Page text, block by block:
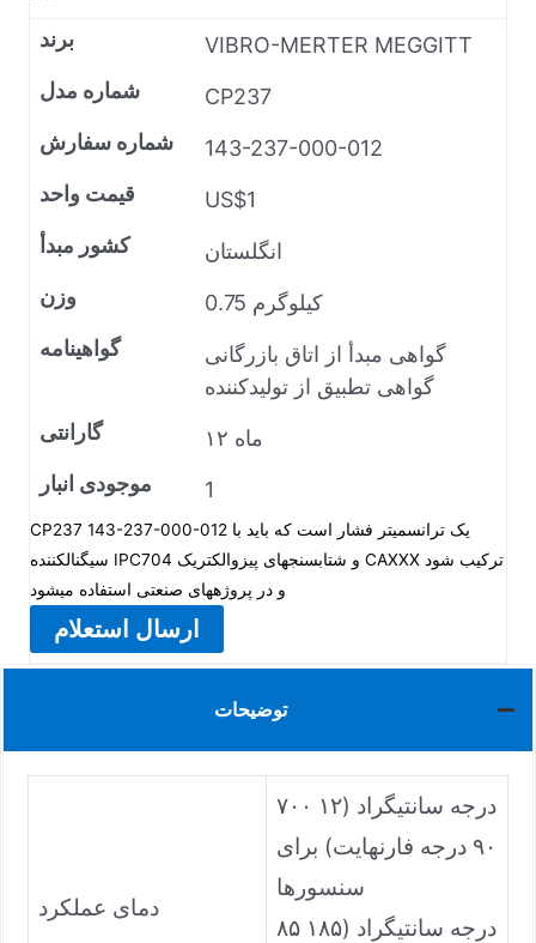
برند
VIBRO-MERTER MEGGITT
شماره مدل
CP237
شماره سفارش
143-237-000-012
قیمت واحد
US$1
کشور مبدأ
انگلستان
وزن
0.75 کیلوگرم
گواهینامه
گواهی مبدأ از اتاق بازرگانی
گواهی تطبیق از تولیدکننده
گارانتی
۱۲ ماه
موجودی انبار
1
CP237 143-237-000-012 یک ترانسمیتر فشار است که باید با
سیگنالکننده IPC704 و شتابسنجهای پیزوالکتریک CAXXX ترکیب شود
و در پروژههای صنعتی استفاده میشود
ارسال استعلام
توضیحات
دمای عملکرد
۷۰۰ درجه سانتیگراد (۱۲
۹۰ درجه فارنهایت) برای
سنسورها
۸۵ درجه سانتیگراد (۱۸۵